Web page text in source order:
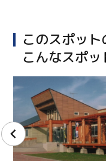
このスポット
こんなスポ